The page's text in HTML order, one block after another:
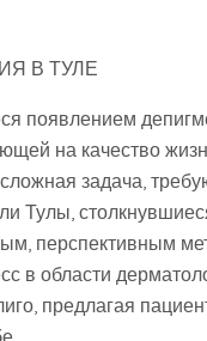
В ТУЛЕ
появлением
на качество
задача,
Тулы,
перспективным
в области
предлагая